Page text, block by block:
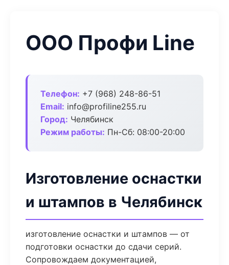
ООО Профи Line
Телефон: +7 (968) 248-86-51
Email: info@profiline255.ru
Город: Челябинск
Режим работы: Пн-Сб: 08:00-20:00
Изготовление оснастки
и штампов в Челябинск
изготовление оснастки и штампов — от
подготовки оснастки до сдачи серий.
Сопровождаем документацией,